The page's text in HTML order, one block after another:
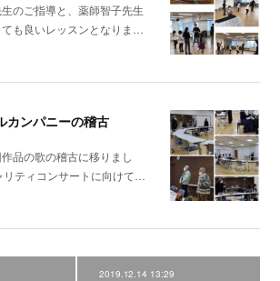
のご指導と、薬師智子先生
も良いレッスンとなりま…
カンパニーの稽古
品の歌の稽古に移りまし
リティコンサートに向けて…
2019.12.14 13:29